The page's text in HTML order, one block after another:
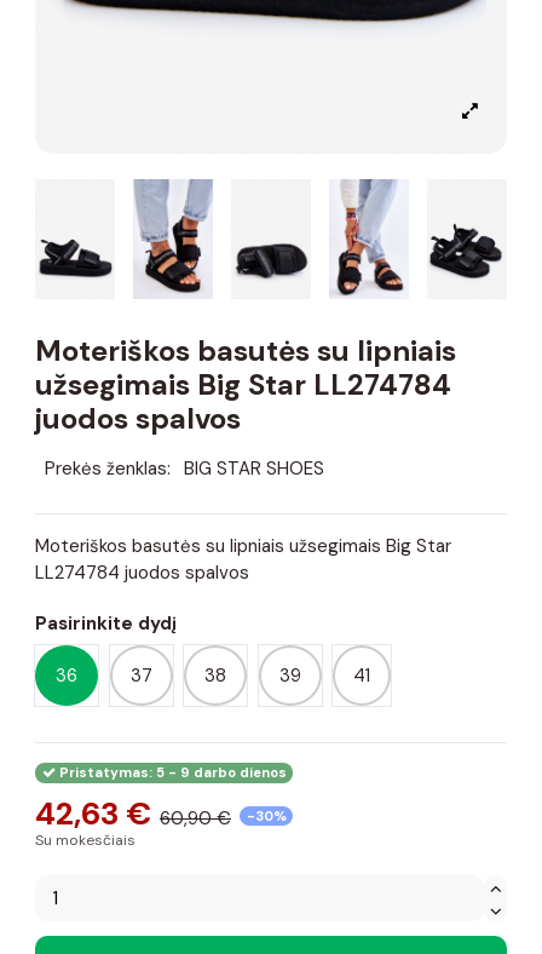
Moteriškos basutės su lipniais
užsegimais Big Star LL274784
juodos spalvos
Prekės ženklas: BIG STAR SHOES
Moteriškos basutės su lipniais užsegimais Big Star
LL274784 juodos spalvos
Pasirinkite dydį
36 37 38 39 41
Pristatymas: 5 - 9 darbo dienos
42,63 € 60,90 € -30%
Su mokesčiais